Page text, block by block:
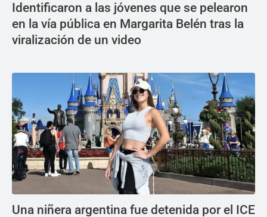
Identificaron a las jóvenes que se pelearon
en la vía pública en Margarita Belén tras la
viralización de un video
Una niñera argentina fue detenida por el ICE